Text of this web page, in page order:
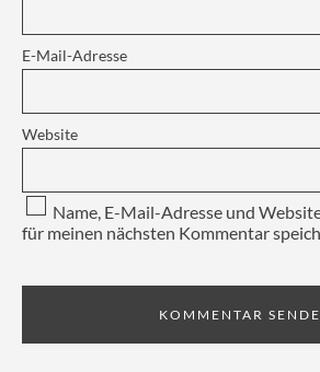
E-Mail-Adresse
Website
Name, E-Mail-Adresse und
für meinen nächsten Kommentar